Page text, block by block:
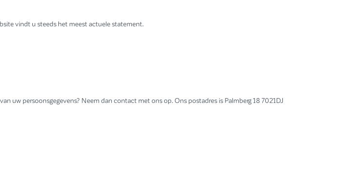
vindt u steeds het meest actuele statement.
uw persoonsgegevens? Neem dan contact met ons op. Ons postadres is Palmberg 18 7021DJ